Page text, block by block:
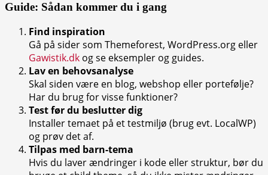
Guide: Sådan kommer du i gang
Find inspiration
Gå på sider som Themeforest, WordPress.org eller
Gawistik.dk og se eksempler og guides.
Lav en behovsanalyse
Skal siden være en blog, webshop eller portefølje?
Har du brug for visse funktioner?
Test før du beslutter dig
Installer temaet på et testmiljø (brug evt. LocalWP)
og prøv det af.
Tilpas med barn-tema
Hvis du laver ændringer i kode eller struktur, bør du